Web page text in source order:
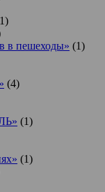
в пешеходы» (1)
(4)
(1)
(1)